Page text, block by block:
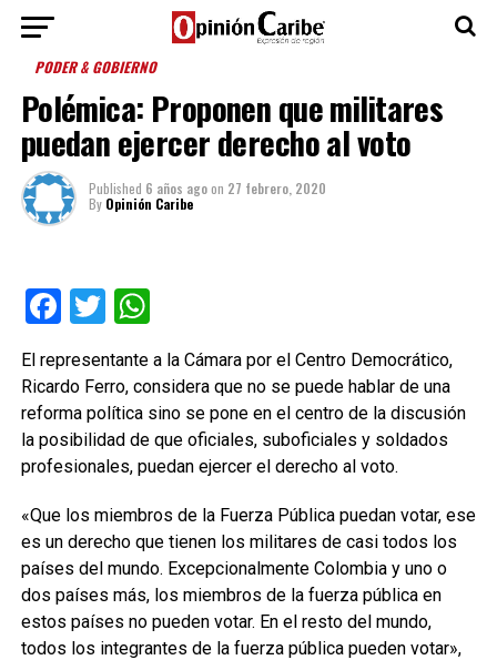
PODER & GOBIERNO
Polémica: Proponen que militares
puedan ejercer derecho al voto
Published 6 años agoon 27 febrero, 2020
By Opinión Caribe
Facebook
TwitterWhatsApp
El representante a la Cámara por el Centro Democrático,
Ricardo Ferro, considera que no se puede hablar de una
reforma política sino se pone en el centro de la discusión
la posibilidad de que oficiales, suboficiales y soldados
profesionales, puedan ejercer el derecho al voto.
«Que los miembros de la Fuerza Pública puedan votar, ese
es un derecho que tienen los militares de casi todos los
países del mundo. Excepcionalmente Colombia y uno o
dos países más, los miembros de la fuerza pública en
estos países no pueden votar. En el resto del mundo,
todos los integrantes de la fuerza pública pueden votar»,